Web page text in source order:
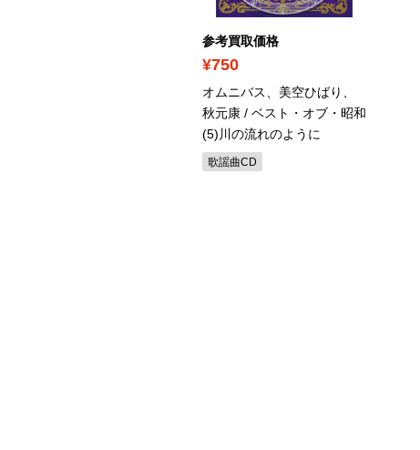
参考買取価格
¥750
オムニバス、美空ひばり、
秋元康 / ベスト・オブ・昭和
(5)川の流れのように
歌謡曲CD